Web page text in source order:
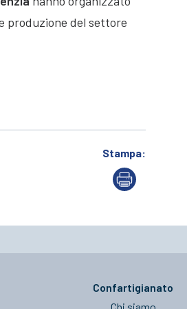
produzione del settore
Stampa:
Confartigianato